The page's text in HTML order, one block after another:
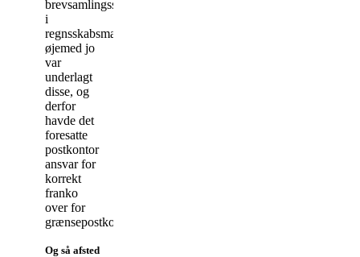
brevsamlingssteder
i
regnsskabsmæssig
øjemed jo
var
underlagt
disse, og
derfor
havde det
foresatte
postkontor
ansvar for
korrekt
franko
over for
grænsepostkontoret.
Og så afsted